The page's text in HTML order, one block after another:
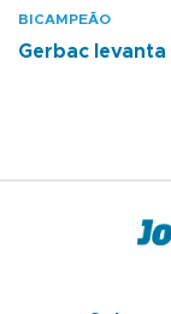
BICAMPEÃO
Gerbac